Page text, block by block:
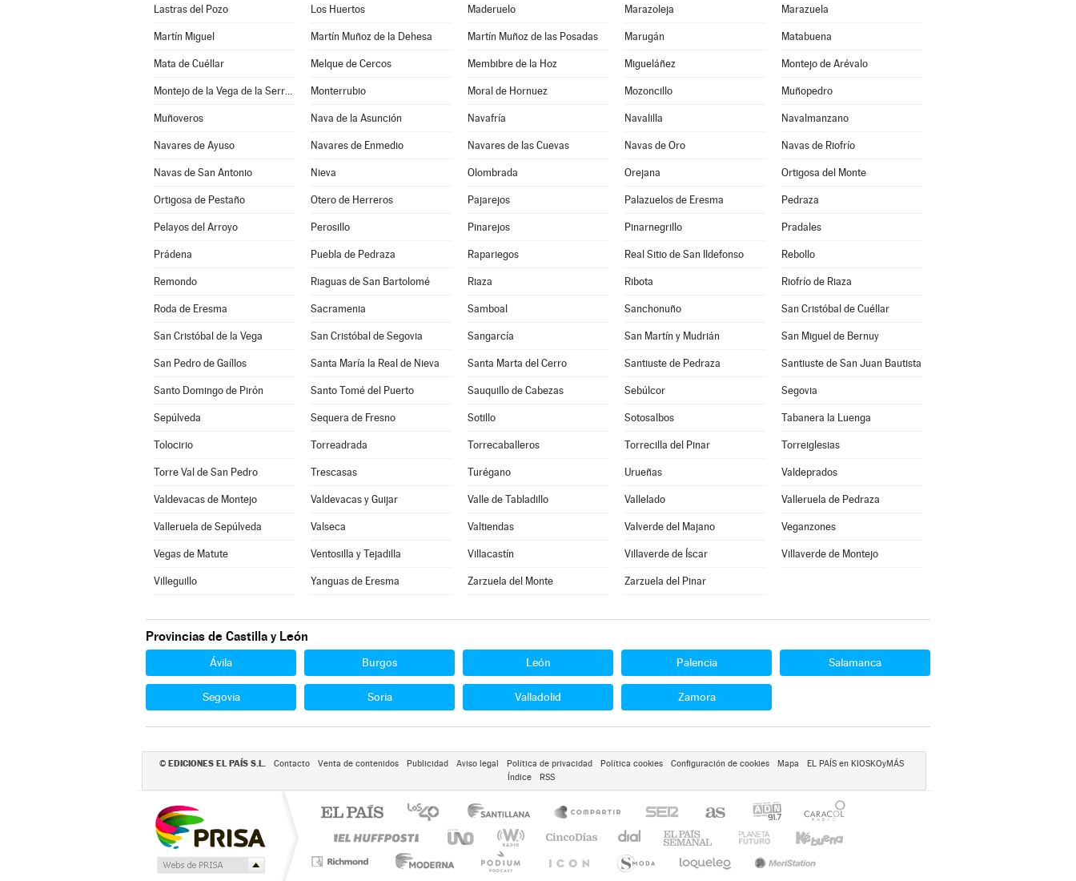
Lastras del Pozo Los Huertos Maderuelo Marazoleja Marazuela
Martín Miguel Martín Muñoz de la Dehesa Martín Muñoz de las Posadas Marugán Matabuena
Mata de Cuéllar Melque de Cercos Membibre de la Hoz Migueláñez Montejo de Arévalo
Montejo de la Vega de la Serrezuela Monterrubio Moral de Hornuez Mozoncillo Muñopedro
Muñoveros Nava de la Asunción Navafría Navalilla Navalmanzano
Navares de Ayuso Navares de Enmedio Navares de las Cuevas Navas de Oro Navas de Riofrío
Navas de San Antonio Nieva Olombrada Orejana Ortigosa del Monte
Ortigosa de Pestaño Otero de Herreros Pajarejos Palazuelos de Eresma Pedraza
Pelayos del Arroyo Perosillo Pinarejos Pinarnegrillo Pradales
Prádena Puebla de Pedraza Rapariegos Real Sitio de San Ildefonso Rebollo
Remondo Riaguas de San Bartolomé Riaza Ribota Riofrío de Riaza
Roda de Eresma Sacramenia Samboal Sanchonuño San Cristóbal de Cuéllar
San Cristóbal de la Vega San Cristóbal de Segovia Sangarcía San Martín y Mudrián San Miguel de Bernuy
San Pedro de Gaíllos Santa María la Real de Nieva Santa Marta del Cerro Santiuste de Pedraza Santiuste de San Juan Bautista
Santo Domingo de Pirón Santo Tomé del Puerto Sauquillo de Cabezas Sebúlcor Segovia
Sepúlveda Sequera de Fresno Sotillo Sotosalbos Tabanera la Luenga
Tolocirio Torreadrada Torrecaballeros Torrecilla del Pinar Torreiglesias
Torre Val de San Pedro Trescasas Turégano Urueñas Valdeprados
Valdevacas de Montejo Valdevacas y Guijar Valle de Tabladillo Vallelado Valleruela de Pedraza
Valleruela de Sepúlveda Valseca Valtiendas Valverde del Majano Veganzones
Vegas de Matute Ventosilla y Tejadilla Villacastín Villaverde de Íscar Villaverde de Montejo
Villeguillo Yanguas de Eresma Zarzuela del Monte Zarzuela del Pinar
Provincias de Castilla y León
Ávila Burgos León Palencia Salamanca
Segovia Soria Valladolid Zamora
© EDICIONES EL PAÍS S.L. Contacto Venta de contenidos Publicidad Aviso legal Política de privacidad Política cookies Configuración de cookies Mapa
EL PAÍS en KIOSKOyMÁS
Índice
RSS